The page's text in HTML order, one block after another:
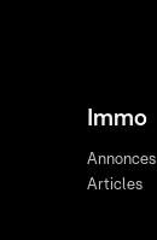
Immo
Annonces
Articles